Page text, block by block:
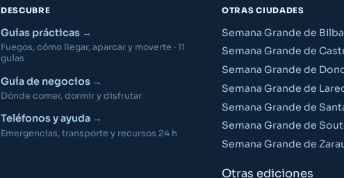
DESCUBRE
Guías prácticas
Fuegos, cómo llegar, aparcar y moverte · 11
guías
Guía de negocios
Dónde comer, dormir y disfrutar
Teléfonos y ayuda
Emergencias, transporte y recursos 24 h
OTRAS CIUDADES
Semana Grande de
Semana Grande de
Semana Grande de
Semana Grande de
Semana Grande de
Semana Grande de
Semana Grande de
Otras ediciones